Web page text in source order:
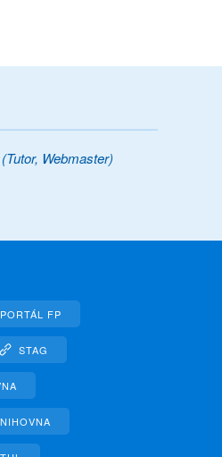
(Tutor, Webmaster)
PORTÁL FP
STAG